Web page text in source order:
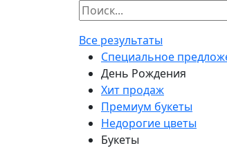
Все результаты
Специальное
День Рождения
Хит продаж
Премиум букеты
Недорогие цветы
Букеты